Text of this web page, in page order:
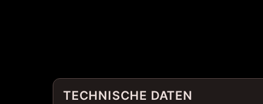
TECHNISCHE DATEN